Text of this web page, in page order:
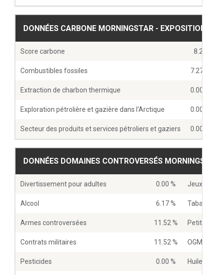
DONNÉES CARBONE MORNINGSTAR - EXPOSITIONS
Score carbone 8.22
Combustibles fossiles 7.27 %
Extraction de charbon thermique 0.00 %
Exploration pétrolière et gazière dans l'Arctique 0.00 %
Secteur des produits et services pétroliers et gaziers 0.00 %
DONNÉES DOMAINES CONTROVERSÉS
Divertissement pour adultes 0.00 % Jeux
Alcool 6.17 % Tabac
Armes controversées 11.52 % Petites
Contrats militaires 11.52 % OGM
Pesticides 0.00 % Huile de